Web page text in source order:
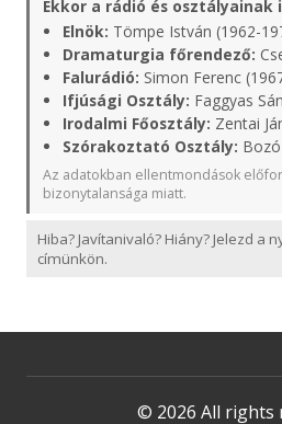
Ekkor a rádió és osztályainak
Elnök: Tömpe István (1962-
Dramaturgia főrendező:
Falurádió: Simon Ferenc
Ifjúsági Osztály: Faggyas
Irodalmi Főosztály: Zentai
Szórakoztató Osztály:
Az adatokban ellentmondások
bizonytalansága miatt.
Hiba? Javítanivaló? Hiány? Jelezd a
címünkön.
© 2026 All rights